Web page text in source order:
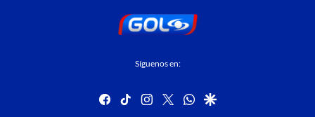
Síguenos en:
facebook
tiktok instagram
twitterwhatsapp
google